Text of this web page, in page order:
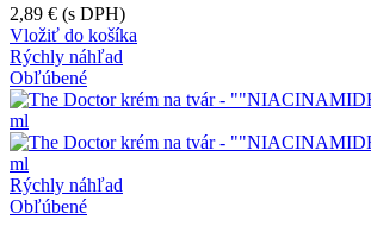
2,89 € (s DPH)
Vložiť do košíka
Rýchly náhľad
Obľúbené
Rýchly náhľad
Obľúbené